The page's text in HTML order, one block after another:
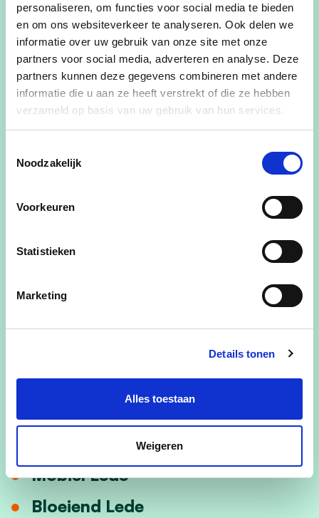
personaliseren, om functies voor social media te bieden
en om ons websiteverkeer te analyseren. Ook delen we
informatie over uw gebruik van onze site met onze
partners voor social media, adverteren en analyse. Deze
partners kunnen deze gegevens combineren met andere
informatie die u aan ze heeft verstrekt of die ze hebben
verzameld op basis van uw gebruik van hun services.
Noodzakelijk
Voorkeuren
Statistieken
Marketing
Details tonen
Alles toestaan
Weigeren
Nabije brandweer is een must voor CD&V Lede.
Samen met de gemeente Erpe-Mere willen we
een nieuwe brandweerkazerne op de site van het
politiehuis Erpe-Mere-Lede.
Gerelateerde standpunten
Milieuvriendelijk Lede
Verenigd Lede
Ondernemend Lede
Dienstbaar Lede
Mobiel Lede
Bloeiend Lede